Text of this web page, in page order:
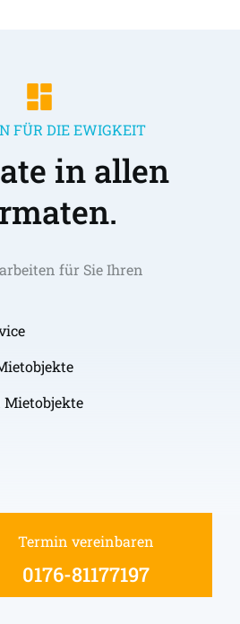
FÜR DIE EWIGKEIT
in allen
für Sie Ihren
Mietobjekte
Termin vereinbaren
0176-81177197